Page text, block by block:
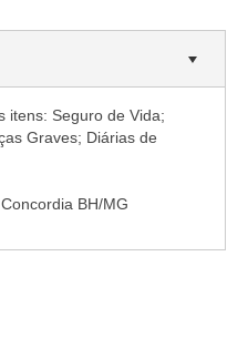
2029
itens: Seguro de Vida;
Graves; Diárias de
BH/MG